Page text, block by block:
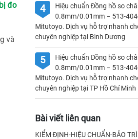
đo
và
4
Hiệu chuẩn Đồng hồ so
0.8mm/0.01mm – 513-
Mitutoyo. Dịch vụ hỗ trợ nhanh
chuyên nghiệp tại Bình Dương
5
Hiệu chuẩn Đồng hồ so
0.8mm/0.01mm – 513-
Mitutoyo. Dịch vụ hỗ trợ nhanh
chuyên nghiệp tại TP Hồ Chí Minh
Bài viết liên quan
KIỂM ĐỊNH-HIỆU CHUẨN-BẢO